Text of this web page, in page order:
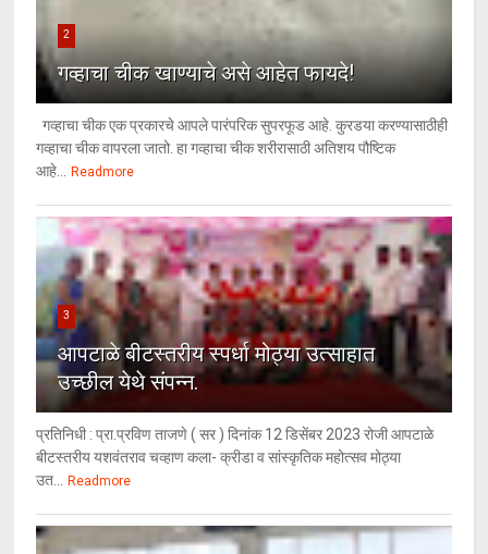
2
गव्हाचा चीक खाण्याचे असे आहेत फायदे!
गव्हाचा चीक एक प्रकारचे आपले पारंपरिक सुपरफूड आहे. कुरडया करण्यासाठीही
गव्हाचा चीक वापरला जातो. हा गव्हाचा चीक शरीरासाठी अतिशय पौष्टिक
आहे... Readmore
3
आपटाळे बीटस्तरीय स्पर्धा मोठ्या उत्साहात
उच्छील येथे संपन्न.
प्रतिनिधी : प्रा.प्रविण ताजणे ( सर ) दिनांक 12 डिसेंबर 2023 रोजी आपटाळे
बीटस्तरीय यशवंतराव चव्हाण कला- क्रीडा व सांस्कृतिक महोत्सव मोठ्या
उत... Readmore